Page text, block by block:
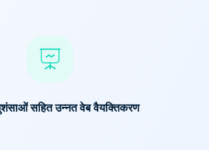
सहित उन्नत वेब वैयक्तिकरण